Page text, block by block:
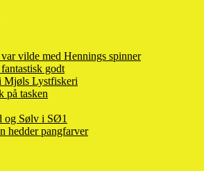
vilde med Hennings spinner
godt
Mjøls Lystfiskeri
på tasken
og Sølv i SØ1
hedder pangfarver